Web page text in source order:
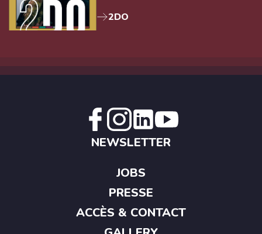
2DO
NEWSLETTER
JOBS
PRESSE
ACCÈS & CONTACT